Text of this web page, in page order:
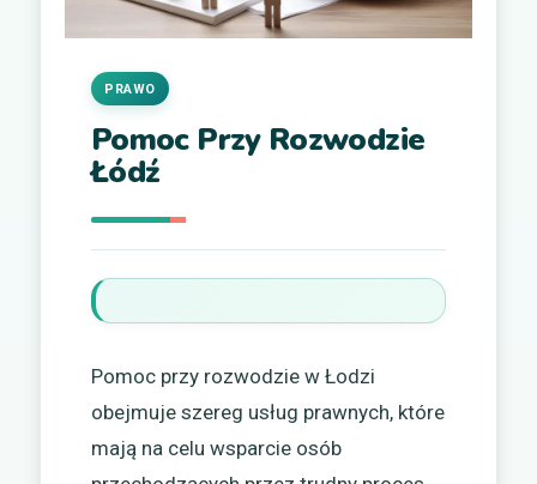
Pomoc Przy Rozwodzie
Łódź
PRAWO
Pomoc przy rozwodzie w Łodzi
obejmuje szereg usług prawnych, które
mają na celu wsparcie osób